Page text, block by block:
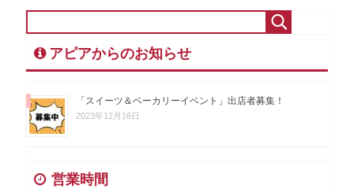
アピアからのお知らせ
「スイーツ＆ベーカリーイベント」出店者募集！
2023年12月16日
営業時間